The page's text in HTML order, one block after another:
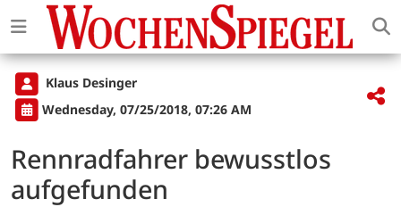
Klaus Desinger
Wednesday, 07/25/2018, 07:26 AM
Rennradfahrer bewusstlos
aufgefunden